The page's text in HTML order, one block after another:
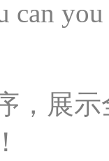
can
，展